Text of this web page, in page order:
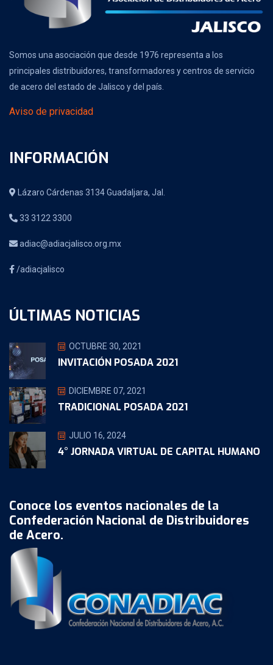
Somos una asociación que desde 1976 representa a los
principales distribuidores, transformadores y centros de servicio
de acero del estado de Jalisco y del país.
Aviso de privacidad
INFORMACIÓN
Lázaro Cárdenas 3134 Guadaljara, Jal.
33 3122 3300
adiac@adiacjalisco.org.mx
/adiacjalisco
ÚLTIMAS NOTICIAS
OCTUBRE 30, 2021
INVITACIÓN POSADA 2021
DICIEMBRE 07, 2021
TRADICIONAL POSADA 2021
JULIO 16, 2024
4° JORNADA VIRTUAL DE CAPITAL HUMANO
Conoce los eventos nacionales de la
Confederación Nacional de Distribuidores
de Acero.